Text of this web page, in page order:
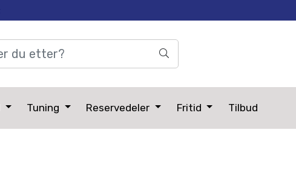
Tuning Reservedeler Fritid Tilbud